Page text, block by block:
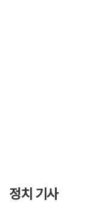
정치 기사